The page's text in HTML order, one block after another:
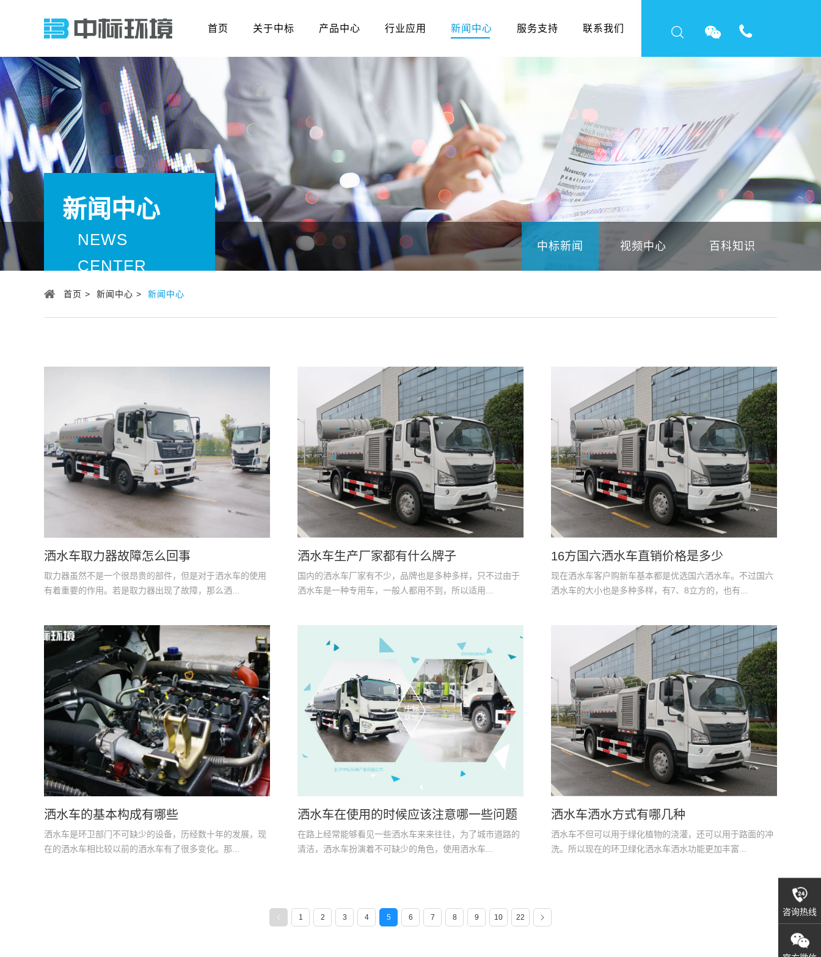
首页 关于中标 产品中心 行业应用 新闻中心 服务支持 联系我们
新闻中心
NEWS
CENTER
中标新闻 视频中心 百科知识
首页 > 新闻中心 > 新闻中心
洒水车取力器故障怎么回事
取力器虽然不是一个很昂贵的部件，但是对于洒水车的使用
有着重要的作用。若是取力器出现了故障，那么洒...
洒水车生产厂家都有什么牌子
国内的洒水车厂家有不少，品牌也是多种多样，只不过由于
洒水车是一种专用车，一般人都用不到，所以适用...
16方国六洒水车直销价格是多少
现在洒水车客户购新车基本都是优选国六洒水车。不过国六
洒水车的大小也是多种多样，有7、8立方的，也有...
洒水车的基本构成有哪些
洒水车是环卫部门不可缺少的设备，历经数十年的发展，现
在的洒水车相比较以前的洒水车有了很多变化。那...
洒水车在使用的时候应该注意哪一些问题
在路上经常能够看见一些洒水车来来往往，为了城市道路的
清洁，洒水车扮演着不可缺少的角色，使用洒水车...
洒水车洒水方式有哪几种
洒水车不但可以用于绿化植物的浇灌，还可以用于路面的冲
洗。所以现在的环卫绿化洒水车洒水功能更加丰富...
1 2 3 4 5 6 7 8 9 10 22
咨询热线